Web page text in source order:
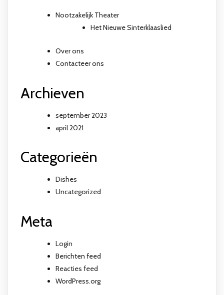
Nootzakelijk Theater
Het Nieuwe Sinterklaaslied
Over ons
Contacteer ons
Archieven
september 2023
april 2021
Categorieën
Dishes
Uncategorized
Meta
Login
Berichten feed
Reacties feed
WordPress.org